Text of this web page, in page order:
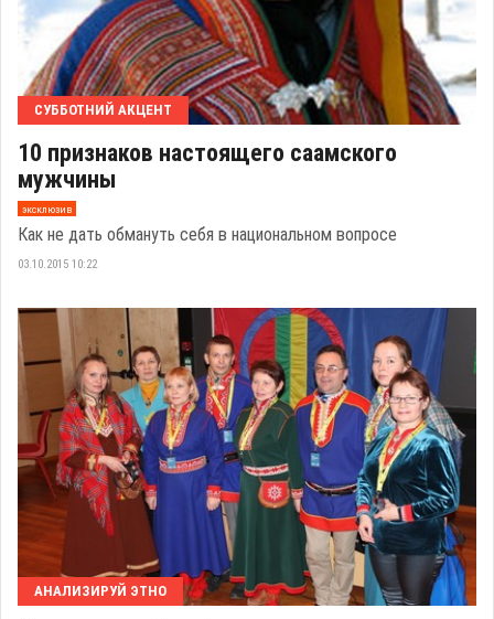
СУББОТНИЙ АКЦЕНТ
10 признаков настоящего саамского
мужчины
эксклюзив
Как не дать обмануть себя в национальном вопросе
03.10.2015 10:22
АНАЛИЗИРУЙ ЭТНО